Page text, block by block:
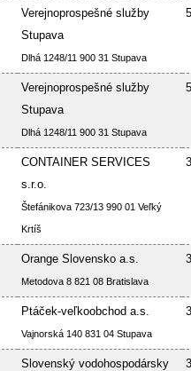
Verejnoprospešné služby
Stupava
Dlhá 1248/11 900 31 Stupava
Verejnoprospešné služby
Stupava
Dlhá 1248/11 900 31 Stupava
CONTAINER SERVICES
s.r.o.
Štefánikova 723/13 990 01 Veľký
Krtíš
Orange Slovensko a.s.
Metodova 8 821 08 Bratislava
Ptáček-veľkoobchod a.s.
Vajnorská 140 831 04 Stupava
Slovenský vodohospodársky